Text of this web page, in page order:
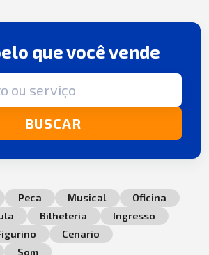
que você vende
BUSCAR
Peca Musical
Oficina
Bilheteria
Ingresso
Cenario
Som